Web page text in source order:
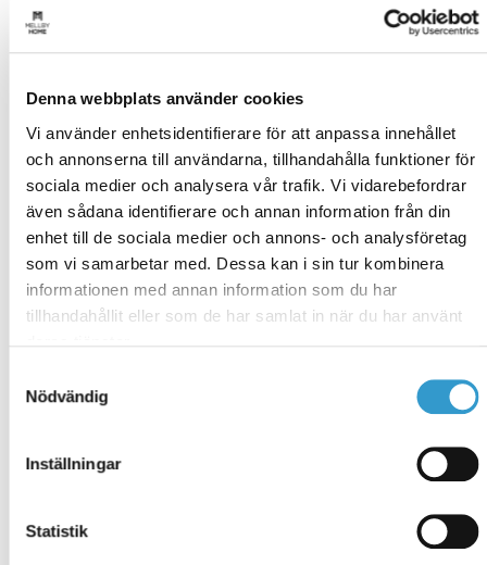
Denna webbplats använder cookies
Vi använder enhetsidentifierare för att anpassa innehållet
och annonserna till användarna, tillhandahålla funktioner för
sociala medier och analysera vår trafik. Vi vidarebefordrar
även sådana identifierare och annan information från din
enhet till de sociala medier och annons- och analysföretag
som vi samarbetar med. Dessa kan i sin tur kombinera
informationen med annan information som du har
tillhandahållit eller som de har samlat in när du har använt
Nödvändig
Inställningar
Statistik
många kunder som behöver förvaring för exempelvis
båten faktiskt föredrar en carport framför ett garage.
utforma en perfekt lösning för din carport.
Kombinera med förråd
Att kombinera carporten med ett tätt förråd är en
vanlig lösning som ger möjlighet till förvaring eller
kanske en verkstadsdel. Isolerar du förrådsdelen kan
du få en varm och torr plats för dina saker eller att
vara i. Carporten kan byggas för att rymma antingen
en eller två bilar, allt beroende på dina behov.
För dig som vill ha bilen i ett garage men även en
halva gaveln består av garage och andra halvan är en